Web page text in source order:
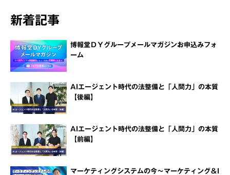
新着記事
博報堂ＤＹグループメールマガジンお申込みフォ
ーム
AIエージェント時代の法整備と「人間力」の本質
【後編】
AIエージェント時代の法整備と「人間力」の本質
【前編】
マーケティングシステムの今～マーケティング＆I